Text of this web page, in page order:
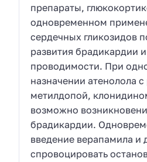
препараты,
одновременном
сердечных гликозидов
развития брадикардии
проводимости. При
назначении атенолола
метилдопой,
возможно
брадикардии.
введение верапамила и
спровоцировать